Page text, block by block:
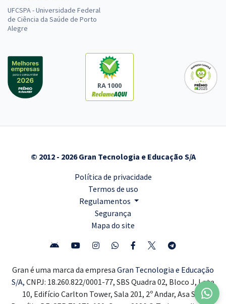
UFCSPA - Universidade Federal
de Ciência da Saúde de Porto
Alegre
RA 1000
© 2012 - 2026 Gran Tecnologia e Educação S/A
Política de privacidade
Termos de uso
Regulamentos
Segurança
Mapa do site
Gran é uma marca da empresa Gran Tecnologia e Educação
S/A, CNPJ: 18.260.822/0001-77, SBS Quadra 02, Bloco J, Lote
10, Edifício Carlton Tower, Sala 201, 2º Andar, Asa Sul,